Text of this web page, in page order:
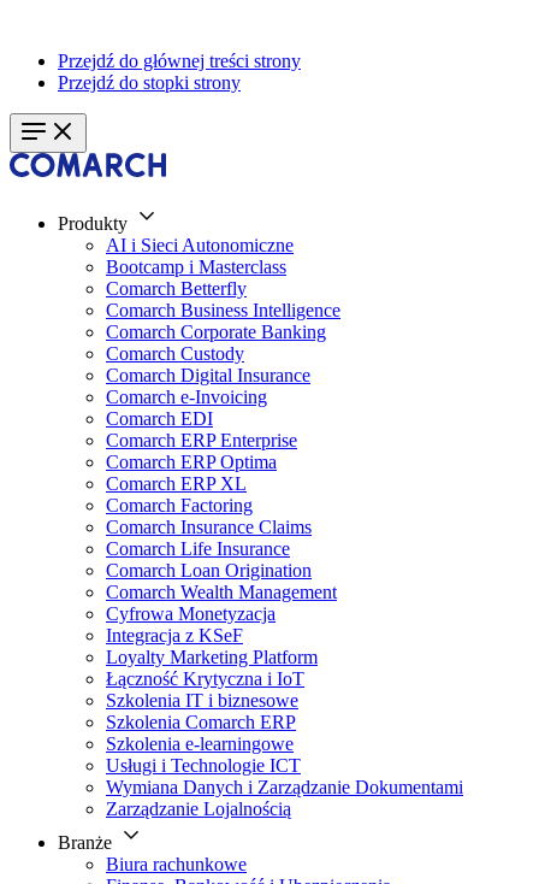
Przejdź do głównej treści strony
Przejdź do stopki strony
Produkty
AI i Sieci Autonomiczne
Bootcamp i Masterclass
Comarch Betterfly
Comarch Business Intelligence
Comarch Corporate Banking
Comarch Custody
Comarch Digital Insurance
Comarch e-Invoicing
Comarch EDI
Comarch ERP Enterprise
Comarch ERP Optima
Comarch ERP XL
Comarch Factoring
Comarch Insurance Claims
Comarch Life Insurance
Comarch Loan Origination
Comarch Wealth Management
Cyfrowa Monetyzacja
Integracja z KSeF
Loyalty Marketing Platform
Łączność Krytyczna i IoT
Szkolenia IT i biznesowe
Szkolenia Comarch ERP
Szkolenia e-learningowe
Usługi i Technologie ICT
Wymiana Danych i Zarządzanie Dokumentami
Zarządzanie Lojalnością
Branże
Biura rachunkowe